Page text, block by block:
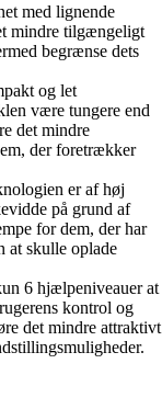
med lignende
mindre tilgængeligt
begrænse dets
og let
være tungere end
det mindre
der foretrækker
er af høj
på grund af
for dem, der har
at skulle oplade
6 hjælpeniveauer at
kontrol og
det mindre attraktivt